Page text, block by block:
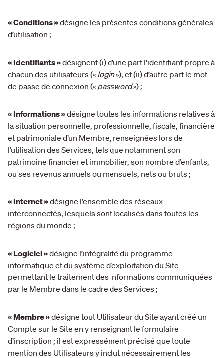
« Conditions »désigne les présentes conditions générales
d’utilisation ;
« Identifiants »désignent (i) d’une part l'identifiant propre à
chacun des utilisateurs (« login»), et (ii) d’autre part le mot
de passe de connexion (« password») ;
« Informations »désigne toutes les informations relatives à
la situation personnelle, professionnelle, fiscale, financière
et patrimoniale d’un Membre, renseignées lors de
l’utilisation des Services, tels que notamment son
patrimoine financier et immobilier, son nombre d’enfants,
ou ses revenus annuels ou mensuels, nets ou bruts ;
« Internet »désigne l’ensemble des réseaux
interconnectés, lesquels sont localisés dans toutes les
régions du monde ;
« Logiciel »désigne l’intégralité du programme
informatique et du système d’exploitation du Site
permettant le traitement des Informations communiquées
par le Membre dans le cadre des Services ;
« Membre »désigne tout Utilisateur du Site ayant créé un
Compte sur le Site en y renseignant le formulaire
d’inscription ; il est expressément précisé que toute
mention des Utilisateurs y inclut nécessairement les